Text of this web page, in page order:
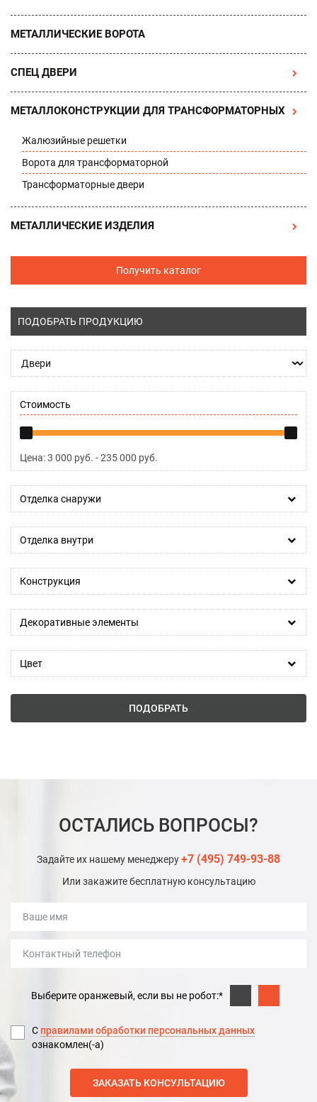
МЕТАЛЛИЧЕСКИЕ ВОРОТА
СПЕЦ ДВЕРИ
МЕТАЛЛОКОНСТРУКЦИИ ДЛЯ ТРАНСФОРМАТОРНЫХ
Жалюзийные решетки
Ворота для трансформаторной
Трансформаторные двери
МЕТАЛЛИЧЕСКИЕ ИЗДЕЛИЯ
Получить каталог
ПОДОБРАТЬ ПРОДУКЦИЮ
Стоимость
Цена:3 000 руб. -235 000 руб.
Отделка снаружи
Отделка внутри
Конструкция
Декоративные элементы
Цвет
ПОДОБРАТЬ
ОСТАЛИСЬ ВОПРОСЫ?
Задайте их нашему менеджеру+7 (495) 749-93-88
Или закажите бесплатную консультацию
Выберите оранжевый, если вы не робот:*
С правилами обработки персональных данных
ознакомлен(-а)
ЗАКАЗАТЬ КОНСУЛЬТАЦИЮ